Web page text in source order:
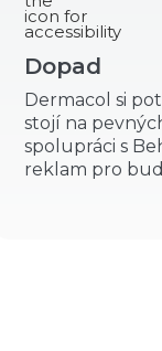
Dopad
Dermacol si
stojí na
spolupráci s
reklam pro